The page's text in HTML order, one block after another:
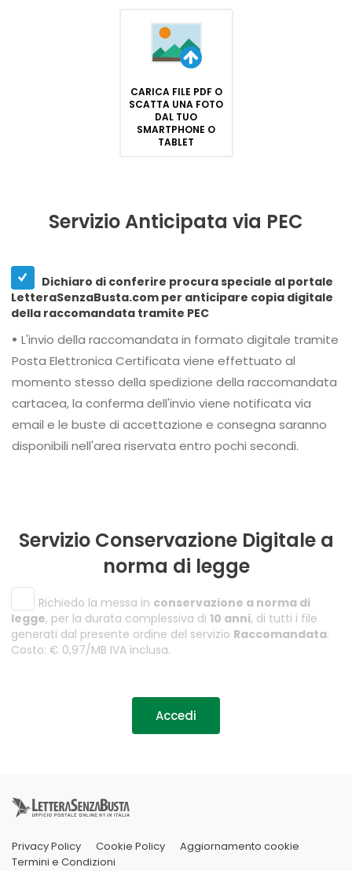
CARICA FILE PDF O
SCATTA UNA FOTO
DAL TUO
SMARTPHONE O
TABLET
Servizio Anticipata via PEC
Dichiaro di conferire procura speciale al portale
LetteraSenzaBusta.com per anticipare copia digitale
della raccomandata tramite PEC
• L'invio della raccomandata in formato digitale tramite
Posta Elettronica Certificata viene effettuato al
momento stesso della spedizione della raccomandata
cartacea, la conferma dell'invio viene notificata via
email e le buste di accettazione e consegna saranno
disponibili nell'area riservata entro pochi secondi.
Servizio Conservazione Digitale a
norma di legge
Richiedo la messa in conservazione a norma di
legge, per la durata complessiva di 10 anni, di tutti i file
generati dal presente ordine del servizio Raccomandata.
Costo: € 0,97/MB IVA inclusa.
Accedi
Privacy Policy Cookie Policy
Aggiornamento cookie
Termini e Condizioni